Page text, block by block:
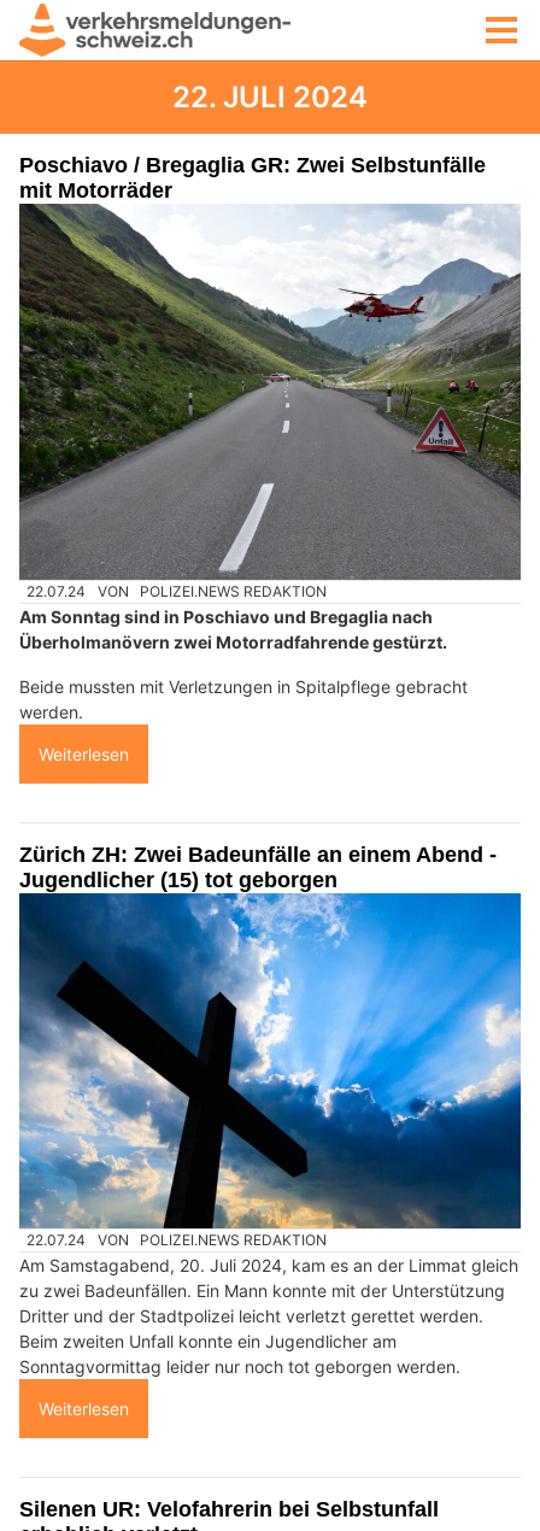
22. JULI 2024
Poschiavo / Bregaglia GR: Zwei Selbstunfälle
mit Motorräder
22.07.24 VON POLIZEI.NEWS REDAKTION
Am Sonntag sind in Poschiavo und Bregaglia nach
Überholmanövern zwei Motorradfahrende gestürzt.
Beide mussten mit Verletzungen in Spitalpflege gebracht
werden.
Weiterlesen
Zürich ZH: Zwei Badeunfälle an einem Abend -
Jugendlicher (15) tot geborgen
22.07.24 VON POLIZEI.NEWS REDAKTION
Am Samstagabend, 20. Juli 2024, kam es an der Limmat gleich
zu zwei Badeunfällen. Ein Mann konnte mit der Unterstützung
Dritter und der Stadtpolizei leicht verletzt gerettet werden.
Beim zweiten Unfall konnte ein Jugendlicher am
Sonntagvormittag leider nur noch tot geborgen werden.
Weiterlesen
Silenen UR: Velofahrerin bei Selbstunfall